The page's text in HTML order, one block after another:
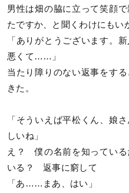
男性は畑の脇に立って笑顔
たですか、と聞くわけにもい
「ありがとうございます。
悪くて……」
当たり障りのない返事をす
きた。
「そういえば平松くん、娘
しいね」
え？ 僕の名前を知っている
いる？ 返事に窮して
「あ……まあ、はい」